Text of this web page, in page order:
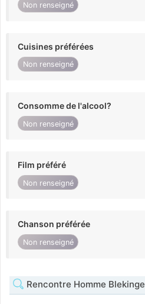
Non renseigné
Cuisines préférées
Non renseigné
Consomme de l'alcool?
Non renseigné
Film préféré
Non renseigné
Chanson préférée
Non renseigné
Rencontre Homme Blekinge